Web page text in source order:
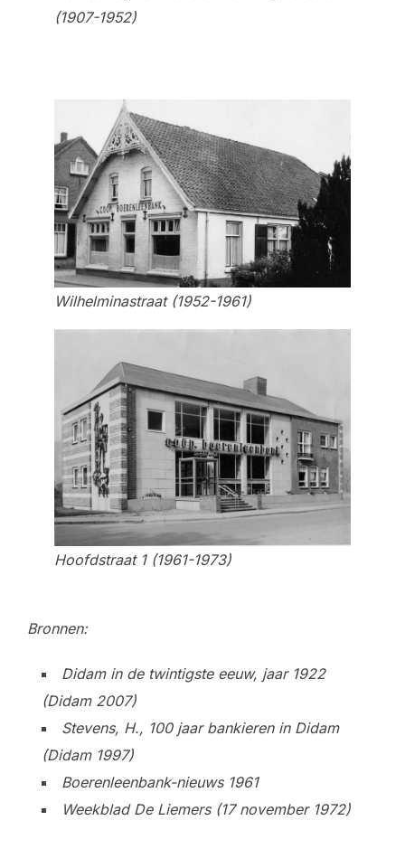
(1907-1952)
Wilhelminastraat (1952-1961)
Hoofdstraat 1 (1961-1973)
Bronnen:
Didam in de twintigste eeuw, jaar 1922
(Didam 2007)
Stevens, H., 100 jaar bankieren in Didam
(Didam 1997)
Boerenleenbank-nieuws 1961
Weekblad De Liemers (17 november 1972)